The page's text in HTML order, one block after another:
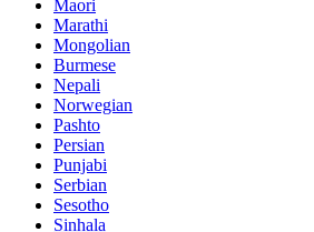
Maori
Marathi
Mongolian
Burmese
Nepali
Norwegian
Pashto
Persian
Punjabi
Serbian
Sesotho
Sinhala